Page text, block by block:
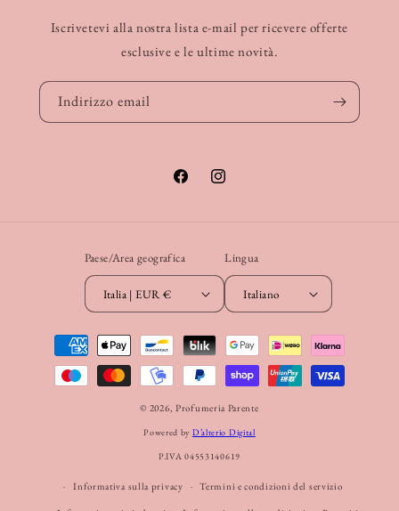
Iscrivetevi alla nostra lista e-mail per ricevere offerte
esclusive e le ultime novità.
Indirizzo email
FacebookInstagram
Paese/Area geografica
Italia | EUR €
Lingua
Italiano
Metodi
pagamento
© 2026, Profumeria Parente
Powered by D’alterio Digital
P.IVA 04553140619
Informativa sulla privacy Termini e condizioni del servizio